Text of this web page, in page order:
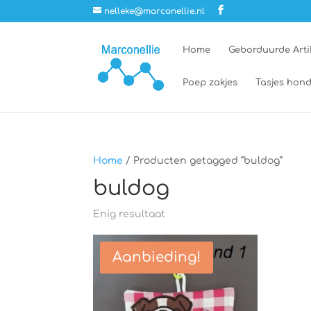
nelleke@marconellie.nl
Home Geborduurde
Poep zakjes Tasjes
Home / Producten getagged “buldog”
buldog
Enig resultaat
Aanbieding!